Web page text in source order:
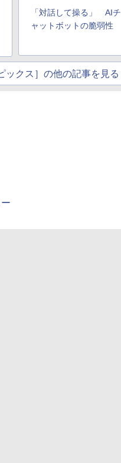
「対話して操る」 AIチ
ャットボットの脆弱性
ックス］の他の記事を見る